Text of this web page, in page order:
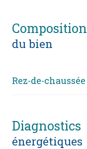
composition
du bien
Rez-de-chaussée
diagnostics
énergétiques